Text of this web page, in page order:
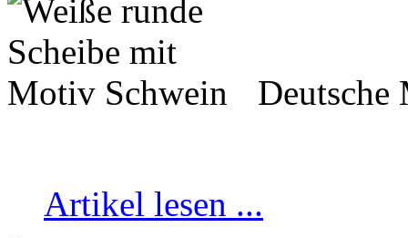
Deutsche
Artikel lesen ...